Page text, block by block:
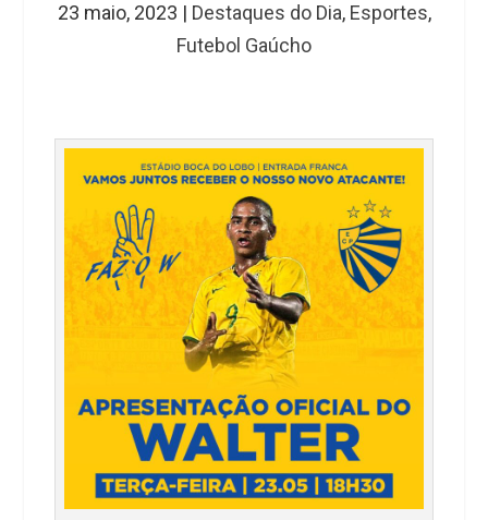
23 maio, 2023 | Destaques do Dia, Esportes,
Futebol Gaúcho